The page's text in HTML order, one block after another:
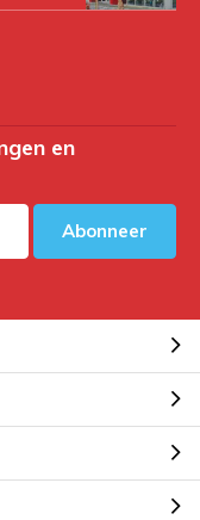
en
Abonneer